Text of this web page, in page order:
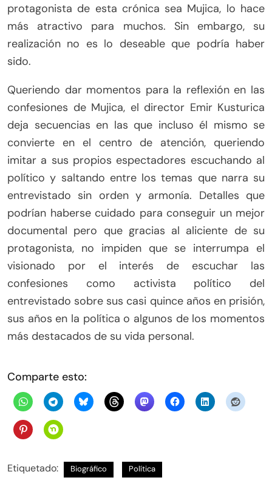
protagonista de esta crónica sea Mujica, lo hace
más atractivo para muchos. Sin embargo, su
realización no es lo deseable que podría haber
sido.
Queriendo dar momentos para la reflexión en las
confesiones de Mujica, el director Emir Kusturica
deja secuencias en las que incluso él mismo se
convierte en el centro de atención, queriendo
imitar a sus propios espectadores escuchando al
político y saltando entre los temas que narra su
entrevistado sin orden y armonía. Detalles que
podrían haberse cuidado para conseguir un mejor
documental pero que gracias al aliciente de su
protagonista, no impiden que se interrumpa el
visionado por el interés de escuchar las
confesiones como activista político del
entrevistado sobre sus casi quince años en prisión,
sus años en la política o algunos de los momentos
más destacados de su vida personal.
Comparte esto:
Etiquetado: Biográfico Política